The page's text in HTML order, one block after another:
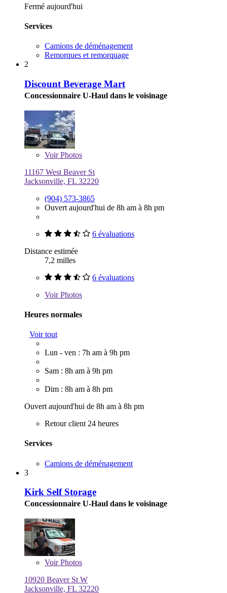
Fermé aujourd'hui
Services
Camions de déménagement
Remorques et remorquage
2
Discount Beverage Mart
Concessionnaire U-Haul dans le voisinage
VoirPhotos
11167 West Beaver St
Jacksonville, FL 32220
(904) 573-3865
Ouvert aujourd'hui de 8h am à 8h pm
6 évaluations
Distance estimée
7,2 milles
6 évaluations
VoirPhotos
Heures normales
Voir tout
Lun - ven : 7h am à 9h pm
Sam : 8h am à 9h pm
Dim : 8h am à 8h pm
Ouvert aujourd'hui de 8h am à 8h pm
Retour client 24 heures
Services
Camions de déménagement
3
Kirk Self Storage
Concessionnaire U-Haul dans le voisinage
VoirPhotos
10920 Beaver St W
Jacksonville, FL 32220